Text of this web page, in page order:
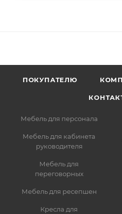
ПОКУПАТЕЛЮ
Мебель для персонала
Мебель для кабинета
руководителя
Мебель для
переговорных
Мебель для ресепшен
Кресла для